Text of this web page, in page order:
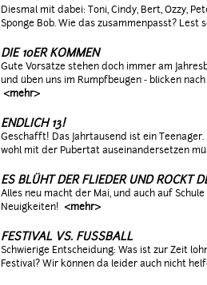
Diesmal mit dabei: Toni, Cindy, Bert, Ozzy,
Sponge Bob. Wie das zusammenpasst? Lest
DIE 10ER KOMMEN
Gute Vorsätze stehen doch immer am
und üben uns im Rumpfbeugen - blicken
<mehr>
ENDLICH 13!
Geschafft! Das Jahrtausend ist ein
wohl mit der Pubertät auseinandersetzen
ES BLÜHT DER FLIEDER UND ROCKT
Alles neu macht der Mai, und auch auf
Neuigkeiten! <mehr>
FESTIVAL VS. FUSSBALL
Schwierige Entscheidung: Was ist zur Zeit
Festival? Wir können da leider auch nicht